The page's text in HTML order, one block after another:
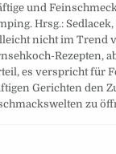
und
Hrsg.:
nicht im Trend
Rezepten,
es verspricht für
Gerichten den
zu